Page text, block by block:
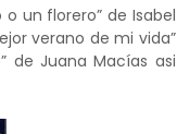
un florero” de Isabel
verano de mi vida”
de Juana Macías asi